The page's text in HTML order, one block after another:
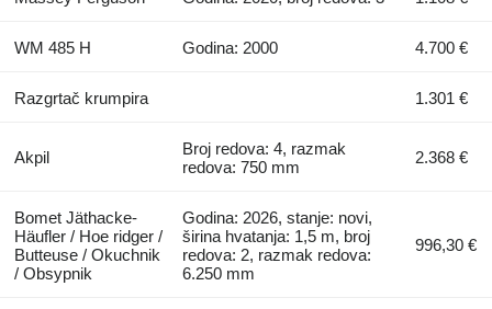
WM 485 H Godina: 2000 4.700 €
Razgrtač krumpira 1.301 €
Akpil
Broj redova: 4, razmak
redova: 750 mm
2.368 €
Bomet Jäthacke-
Häufler / Hoe ridger /
Butteuse / Okuchnik
/ Obsypnik
Godina: 2026, stanje: novi,
širina hvatanja: 1,5 m, broj
redova: 2, razmak redova:
6.250 mm
996,30 €